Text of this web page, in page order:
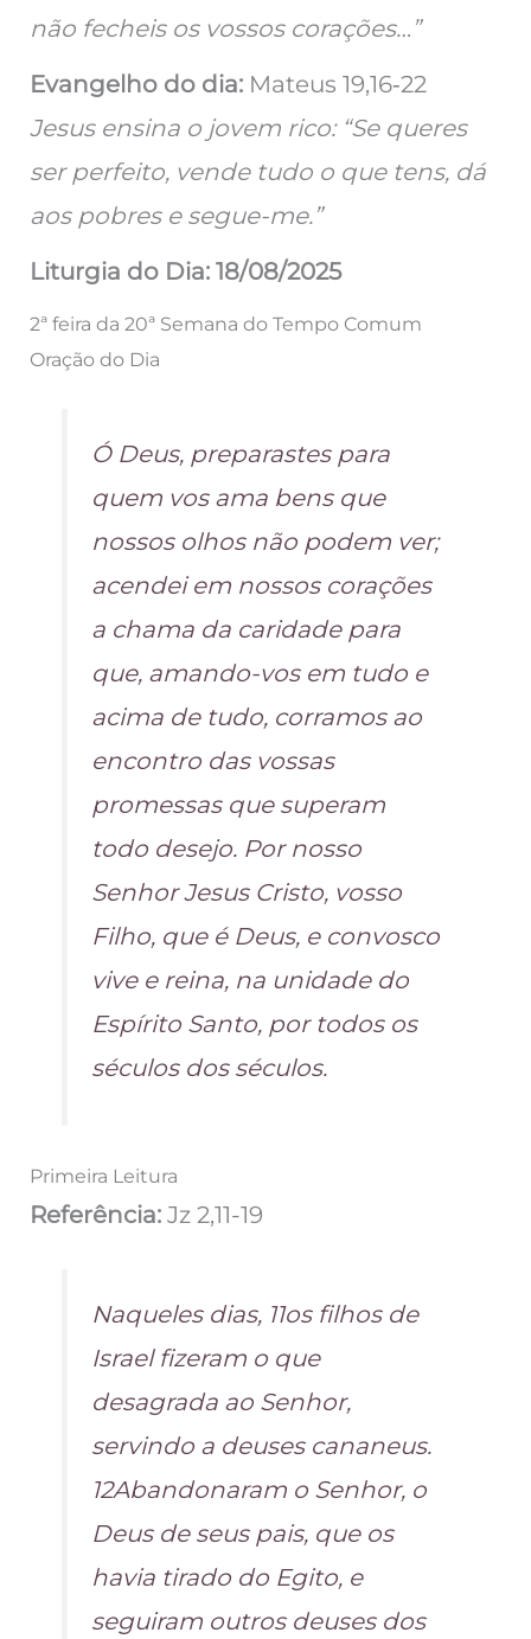
não fecheis os vossos corações…”
Evangelho do dia: Mateus 19,16‑22
Jesus ensina o jovem rico: “Se queres
ser perfeito, vende tudo o que tens, dá
aos pobres e segue-me.”
Liturgia do Dia: 18/08/2025
2ª feira da 20ª Semana do Tempo Comum
Oração do Dia
Ó Deus, preparastes para
quem vos ama bens que
nossos olhos não podem ver;
acendei em nossos corações
a chama da caridade para
que, amando-vos em tudo e
acima de tudo, corramos ao
encontro das vossas
promessas que superam
todo desejo. Por nosso
Senhor Jesus Cristo, vosso
Filho, que é Deus, e convosco
vive e reina, na unidade do
Espírito Santo, por todos os
séculos dos séculos.
Primeira Leitura
Referência: Jz 2,11-19
Naqueles dias, 11os filhos de
Israel fizeram o que
desagrada ao Senhor,
servindo a deuses cananeus.
12Abandonaram o Senhor, o
Deus de seus pais, que os
havia tirado do Egito, e
seguiram outros deuses dos